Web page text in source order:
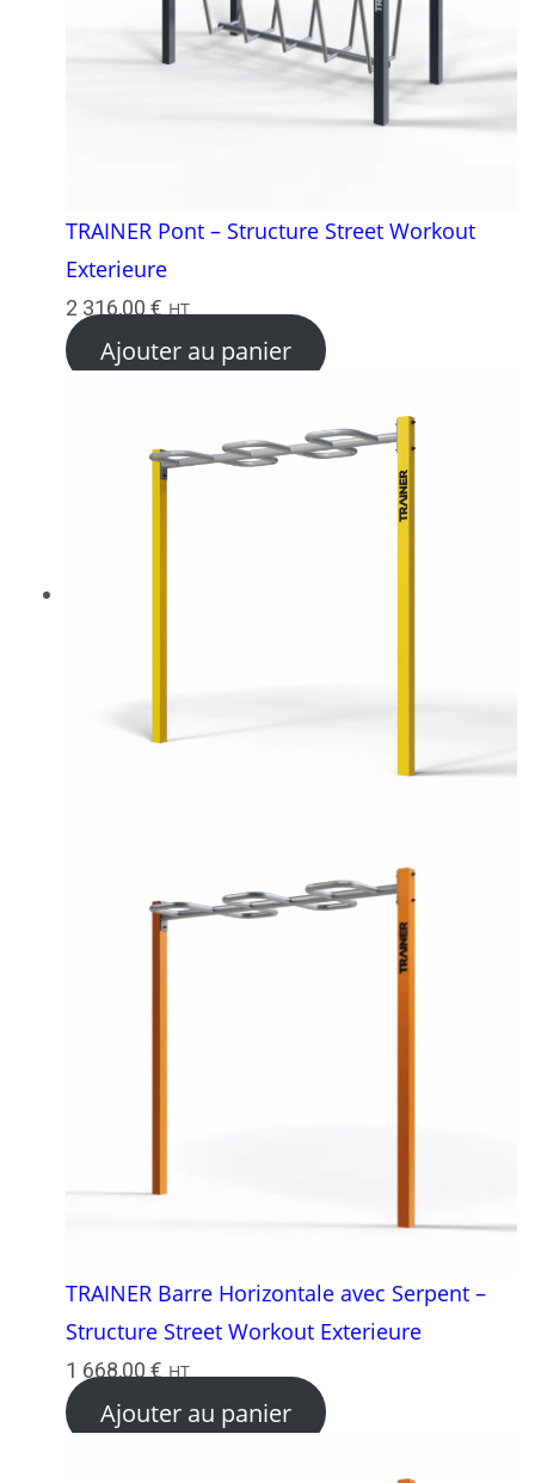
TRAINER Pont – Structure Street Workout
Exterieure
2 316,00 € HT
Ajouter au panier
TRAINER Barre Horizontale avec Serpent –
Structure Street Workout Exterieure
1 668,00 € HT
Ajouter au panier